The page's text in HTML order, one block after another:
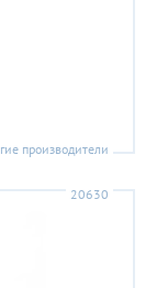
производители
20630